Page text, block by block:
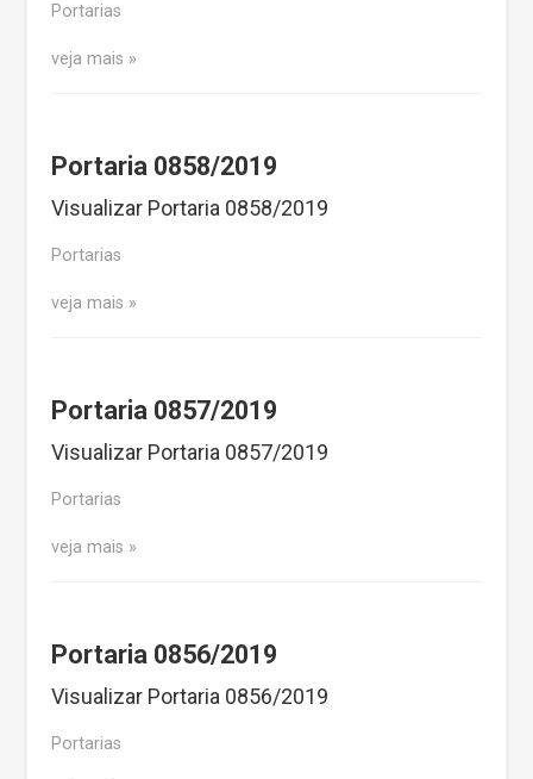
Portarias
veja mais
Portaria 0858/2019
Visualizar Portaria 0858/2019
Portarias
veja mais
Portaria 0857/2019
Visualizar Portaria 0857/2019
Portarias
veja mais
Portaria 0856/2019
Visualizar Portaria 0856/2019
Portarias